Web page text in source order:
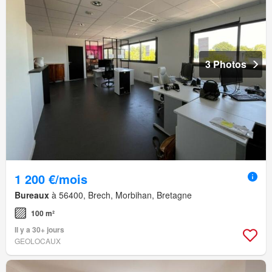
3 Photos
1 200 €/mois
Bureaux à 56400, Brech, Morbihan, Bretagne
100 m²
Il y a 30+ jours
GEOLOCAUX